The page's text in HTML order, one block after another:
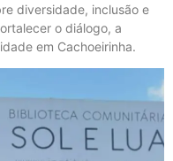
diversidade, inclusão e
o diálogo, a
em Cachoeirinha.